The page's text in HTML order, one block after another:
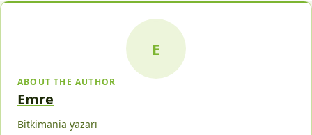
E
ABOUT THE AUTHOR
Emre
Bitkimania yazarı